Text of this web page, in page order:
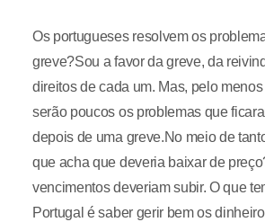
Os portugueses resolvem os
greve?Sou a favor da greve, da
direitos de cada um. Mas, pelo
serão poucos os problemas que
depois de uma greve.No meio de
que acha que deveria baixar de
vencimentos deveriam subir. O que
Portugal é saber gerir bem os